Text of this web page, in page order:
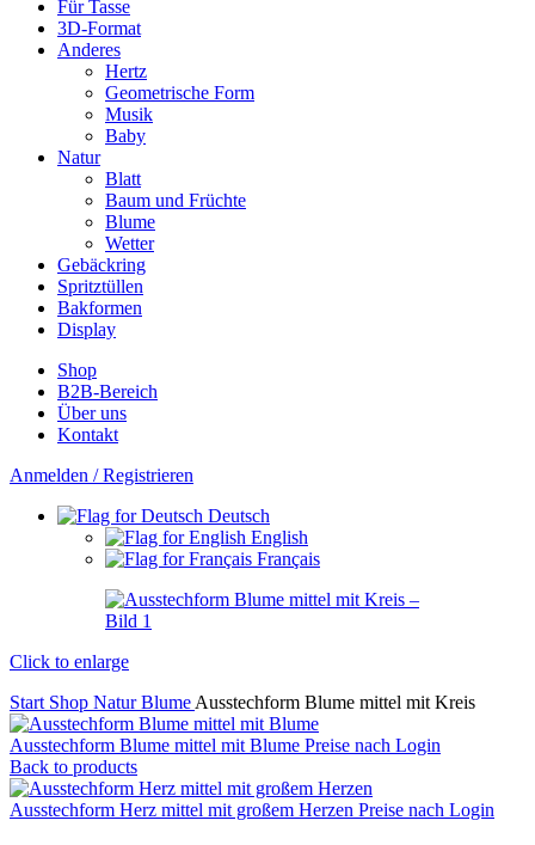
Für Tasse
3D-Format
Anderes
Hertz
Geometrische Form
Musik
Baby
Natur
Blatt
Baum und Früchte
Blume
Wetter
Gebäckring
Spritztüllen
Bakformen
Display
Shop
B2B-Bereich
Über uns
Kontakt
Anmelden / Registrieren
Deutsch
English
Français
Click to enlarge
Start Shop NaturBlume Ausstechform Blume mittel mit Kreis
Ausstechform Blume mittel mit Blume Preise nach Login
Back to products
Ausstechform Herz mittel mit großem Herzen Preise nach Login